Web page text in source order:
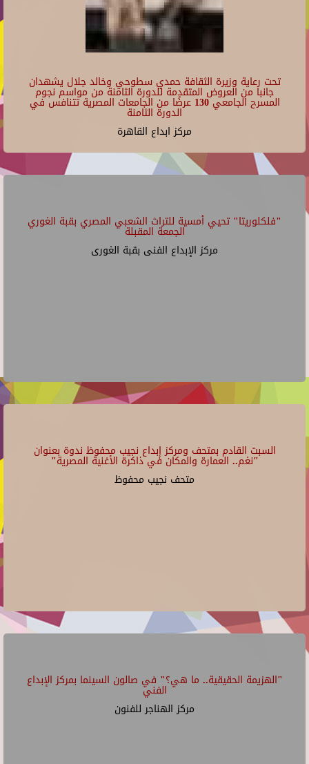
تحت رعاية وزيرة الثقافة حمدي سطوحي وخالد جلال يشهدان
جانبا من العروض المتقدمة للدورة الثامنة من مواسم نجوم
المسرح الجامعي 130 عرضًا من الجامعات المصرية تتنافس في
الدورة الثامنة
مركز ابداع القاهرة
"فلكلوريتا" تحيي أمسية للتراث الشعبي المصري بقبة الغوري
الجمعة المقبلة
مركز الإبداع الفنى بقبة الغورى
السبت القادم بمتحف ومركز إبداع نجيب محفوظ ندوة بعنوان
"نغم.. العمارة والمكان في ذاكرة الأغنية المصرية"
متحف نجيب محفوظ
"الهزيمة الحقيقية.. ما هي؟" في صالون السينما بمركز الإبداع
الفني
مركز الهناجر للفنون